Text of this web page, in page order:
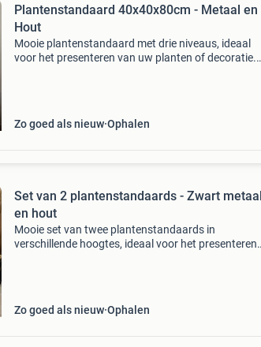
Plantenstandaard 40x40x80cm - Metaal en
Hout
Mooie plantenstandaard met drie niveaus, ideaal
voor het presenteren van uw planten of decoratie.
Zo goed als nieuw Ophalen
Set van 2 plantenstandaards - Zwart metaal
en hout
Mooie set van twee plantenstandaards in
verschillende hoogtes, ideaal voor het presenteren
Zo goed als nieuw Ophalen